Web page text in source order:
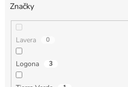
Značky
Lavera 0
Logona 3